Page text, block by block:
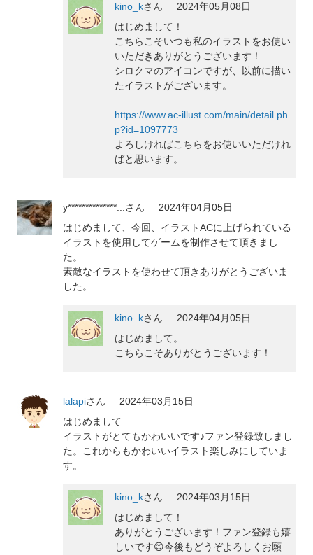
kino_kさん
2024年05月08日
はじめまして！
こちらこそいつも私のイラストをお使い
いただきありがとうございます！
シロクマのアイコンですが、以前に描い
たイラストがございます。
https://www.ac-illust.com/main/detail.ph
p?id=1097773
よろしければこちらをお使いいただけれ
ばと思います。
y**************...さん
2024年04月05日
はじめまして、今回、イラストACに上げられている
イラストを使用してゲームを制作させて頂きまし
た。
素敵なイラストを使わせて頂きありがとうございま
した。
kino_kさん
2024年04月05日
はじめまして。
こちらこそありがとうございます！
lalapiさん
2024年03月15日
はじめまして
イラストがとてもかわいいです♪ファン登録致しまし
た。これからもかわいいイラスト楽しみにしていま
す。
kino_kさん
2024年03月15日
はじめまして！
ありがとうございます！ファン登録も嬉
しいです😊今後もどうぞよろしくお願